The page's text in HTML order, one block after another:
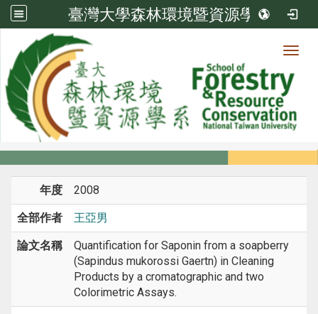
臺灣大學森林環境暨資源學系
系所成員
系所成員
年度 2008
全部作者 王亞男
論文名稱
Quantification for Saponin from a soapberry
(Sapindus mukorossi Gaertn) in Cleaning
Products by a cromatographic and two
Colorimetric Assays.